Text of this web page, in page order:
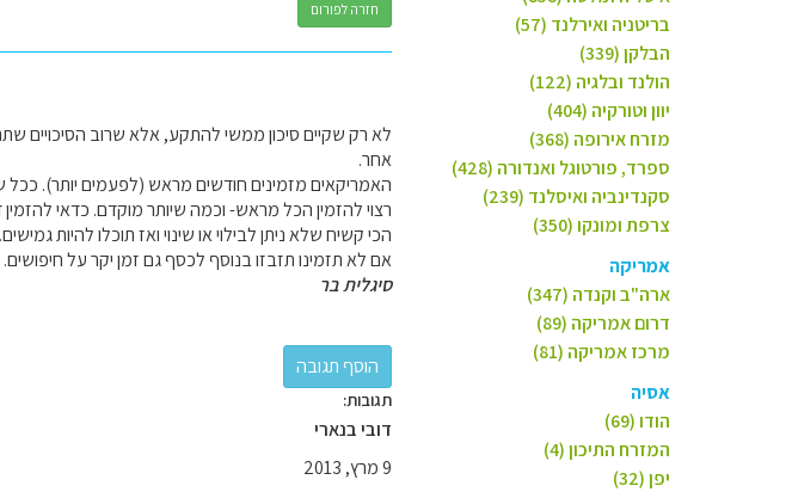
בריטניה ואירלנד (57)
הבלקן (339)
הולנד ובלגיה (122)
יוון וטורקיה (404)
מזרח אירופה (368)
ספרד, פורטוגל ואנדורה (428)
סקנדינביה ואיסלנד (239)
צרפת ומונקו (350)
אמריקה
ארה"ב וקנדה (347)
דרום אמריקה (89)
מרכז אמריקה (81)
אסיה
הודו (69)
המזרח התיכון (4)
יפן (32)
חזרה לפורום
לא רק שקיים סיכון ממשי להתקע, אלא שרוב הסיכויים
אחר.
האמריקאים מזמינים חודשים מראש (לפעמים יותר). ככל
הכי קשיח שלא ניתן לבילוי או שינוי ואז תוכלו להיות גמישים.
אם לא תזמינו תזבזו בנוסף לכסף גם זמן יקר על חיפושים.
סיגלית בר
תגובות:
דובי בנארי
9 מרץ, 2013